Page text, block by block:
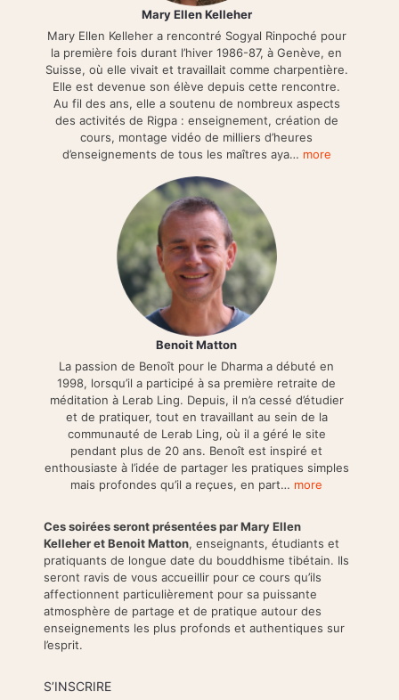
Mary Ellen Kelleher
Mary Ellen Kelleher a rencontré Sogyal Rinpoché pour
la première fois durant l’hiver 1986-87, à Genève, en
Suisse, où elle vivait et travaillait comme charpentière.
Elle est devenue son élève depuis cette rencontre.
Au fil des ans, elle a soutenu de nombreux aspects
des activités de Rigpa : enseignement, création de
cours, montage vidéo de milliers d’heures
d’enseignements de tous les maîtres aya… more
Benoit Matton
La passion de Benoît pour le Dharma a débuté en
1998, lorsqu’il a participé à sa première retraite de
méditation à Lerab Ling. Depuis, il n’a cessé d’étudier
et de pratiquer, tout en travaillant au sein de la
communauté de Lerab Ling, où il a géré le site
pendant plus de 20 ans. Benoît est inspiré et
enthousiaste à l’idée de partager les pratiques simples
mais profondes qu’il a reçues, en part… more
Ces soirées seront présentées par Mary Ellen
Kelleher et Benoit Matton, enseignants, étudiants et
pratiquants de longue date du bouddhisme tibétain. Ils
seront ravis de vous accueillir pour ce cours qu’ils
affectionnent particulièrement pour sa puissante
atmosphère de partage et de pratique autour des
enseignements les plus profonds et authentiques sur
l’esprit.
S’INSCRIRE